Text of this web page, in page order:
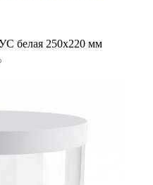
белая 250х220 мм